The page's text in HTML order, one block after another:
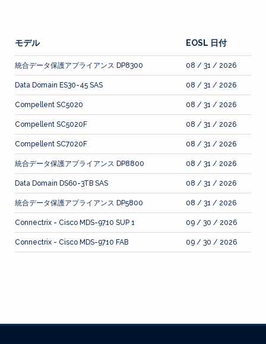
モデル EOSL 日付
統合データ保護アプライアンス DP8300 08 / 31 / 2026
Data Domain ES30-45 SAS 08 / 31 / 2026
Compellent SC5020 08 / 31 / 2026
Compellent SC5020F 08 / 31 / 2026
Compellent SC7020F 08 / 31 / 2026
統合データ保護アプライアンス DP8800 08 / 31 / 2026
Data Domain DS60-3TB SAS 08 / 31 / 2026
統合データ保護アプライアンス DP5800 08 / 31 / 2026
Connectrix - Cisco MDS-9710 SUP 1 09 / 30 / 2026
Connectrix - Cisco MDS-9710 FAB 09 / 30 / 2026